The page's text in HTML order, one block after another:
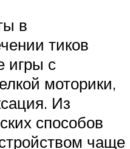
в
тиков
игры с
моторики,
Из
способов
чаще